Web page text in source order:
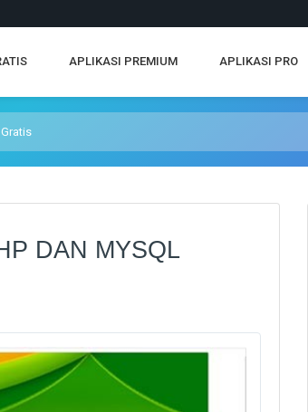
APLIKASI PREMIUM APLIKASI PRO
DAN MYSQL